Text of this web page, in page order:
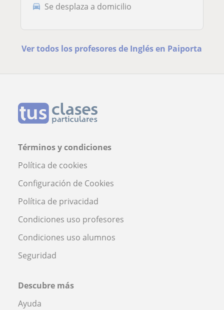
Se desplaza a domicilio
Ver todos los profesores de Inglés en Paiporta
Términos y condiciones
Política de cookies
Configuración de Cookies
Política de privacidad
Condiciones uso profesores
Condiciones uso alumnos
Seguridad
Descubre más
Ayuda